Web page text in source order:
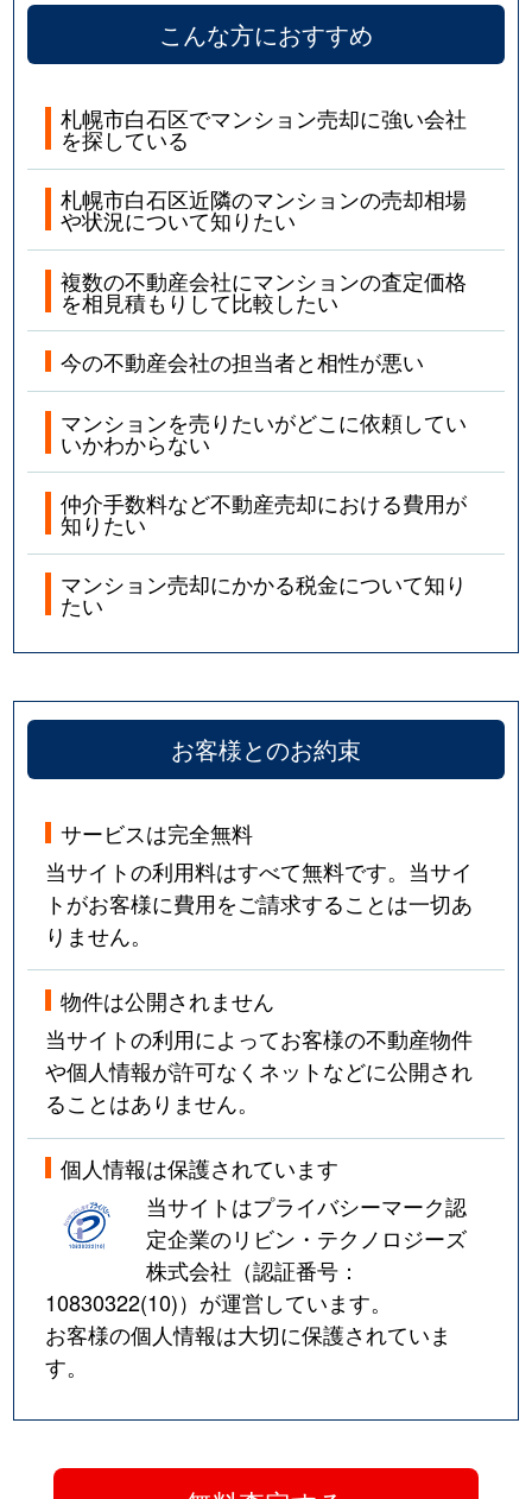
こんな方におすすめ
札幌市白石区でマンション売却に強い会社
を探している
札幌市白石区近隣のマンションの売却相場
や状況について知りたい
複数の不動産会社にマンションの査定価格
を相見積もりして比較したい
今の不動産会社の担当者と相性が悪い
マンションを売りたいがどこに依頼してい
いかわからない
仲介手数料など不動産売却における費用が
知りたい
マンション売却にかかる税金について知り
たい
お客様とのお約束
サービスは完全無料
当サイトの利用料はすべて無料です。当サイ
トがお客様に費用をご請求することは一切あ
りません。
物件は公開されません
当サイトの利用によってお客様の不動産物件
や個人情報が許可なくネットなどに公開され
ることはありません。
個人情報は保護されています
当サイトはプライバシーマーク認
定企業のリビン・テクノロジーズ
株式会社（認証番号：
10830322(10)）が運営しています。
お客様の個人情報は大切に保護されていま
す。